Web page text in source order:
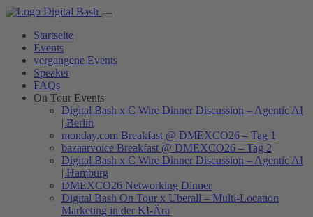
Startseite
Events
vergangene Events
Speaker
FAQs
On Tour Events
Digital Bash x C Wire Dinner Discussion – Agentic AI
| Berlin
monday.com Breakfast @ DMEXCO26 – Tag 1
bazaarvoice Breakfast @ DMEXCO26 – Tag 2
Digital Bash x C Wire Dinner Discussion – Agentic AI
| Hamburg
DMEXCO26 Networking Dinner
Digital Bash On Tour x Uberall – Multi-Location
Marketing in der KI-Ära